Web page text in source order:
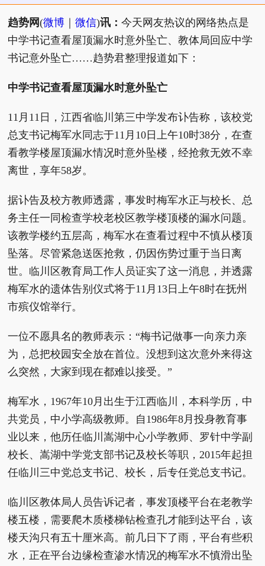
趋势网(微博 ｜微信)讯：今天网友热议的网络热点是
中学书记查看屋顶漏水时意外坠亡、教体局回应中学
书记意外坠亡……趋势君整理报道如下：
中学书记查看屋顶漏水时意外坠亡
11月11日，江西省临川第三中学发布讣告称，该校党
总支书记梅军水同志于11月10日上午10时38分，在查
看教学楼屋顶漏水情况时意外坠楼，经抢救无效不幸
离世，享年58岁。
据讣告及校方教师透露，事发时梅军水正与校长、总
务主任一同检查学校老校区教学楼顶楼的漏水问题。
该教学楼约五层高，梅军水在查看过程中不慎从楼顶
坠落。尽管紧急送医抢救，仍因伤势过重于当日离
世。临川区教育局工作人员证实了这一消息，并透露
梅军水的遗体告别仪式将于11月13日上午8时在抚州
市殡仪馆举行。
一位不愿具名的教师表示：“梅书记做事一向亲力亲
为，总把校园安全放在首位。没想到这次意外来得这
么突然，大家到现在都难以接受。”
梅军水，1967年10月出生于江西临川，本科学历，中
共党员，中小学高级教师。自1986年8月投身教育事
业以来，他历任临川嵩湖中心小学教师、罗针中学副
校长、嵩湖中学党支部书记及校长等职，2015年起担
任临川三中党总支书记、校长，后专任党总支书记。
临川区教体局人员告诉记者，事发顶楼平台在老教学
楼五楼，需要爬木质楼梯钻检查孔才能到达平台，该
楼天沟只有五十厘米高。前几日下了雨，平台有些积
水，正在平台边缘检查渗水情况的梅军水不慎滑出坠